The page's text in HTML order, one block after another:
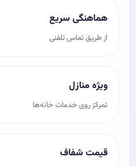
هماهنگی سریع
از طریق تماس تلفنی
ویژه منازل
تمرکز روی خدمات خانه‌ها
قیمت شفاف